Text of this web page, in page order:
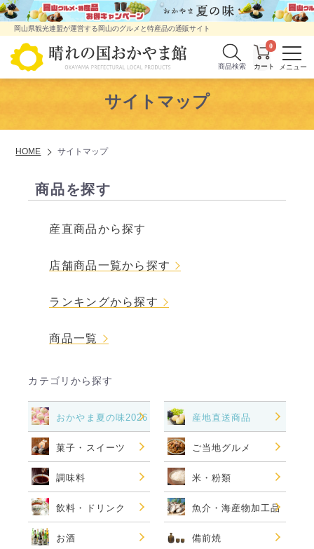
岡山県観光連盟が運営する岡山のグルメと特産品の通販サイト
商品検索
0
サイトマップ
HOME サイトマップ
商品を探す
産直商品から探す
店舗商品一覧から探す
ランキングから探す
商品一覧
カテゴリから探す
おかやま夏の味2026 産地直送商品
菓子・スイーツ ご当地グルメ
調味料 米・粉類
飲料・ドリンク 魚介・海産物加工品
お酒 備前焼